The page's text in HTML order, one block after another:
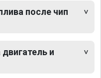
после чип
и